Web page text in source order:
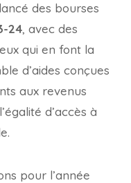
des bourses
24, avec des
qui en font la
d’aides conçues
aux revenus
d’accès à
pour l’année